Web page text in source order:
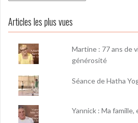
Articles les plus vues
Martine : 77 ans de
générosité
Séance de Hatha
Yannick : Ma